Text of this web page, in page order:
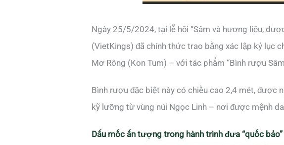
Ngày 25/5/2024, tại lễ hội “Sâm và hương liệu,
(VietKings) đã chính thức trao bằng xác lập kỷ lục
Mơ Rông (Kon Tum) – với tác phẩm “Bình rượu
Bình rượu đặc biệt này có chiều cao 2,4 mét, được
kỹ lưỡng từ vùng núi Ngọc Linh – nơi được mệnh
Dấu mốc ấn tượng trong hành trình đưa “quốc